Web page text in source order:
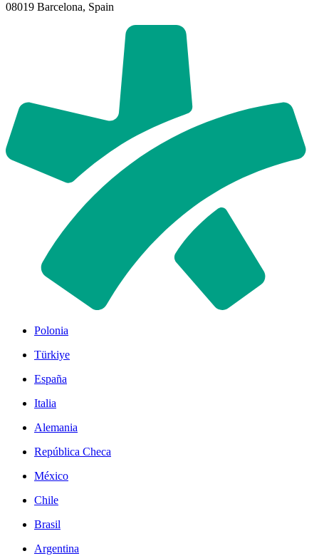
08019 Barcelona, Spain
Polonia
Türkiye
España
Italia
Alemania
República Checa
México
Chile
Brasil
Argentina